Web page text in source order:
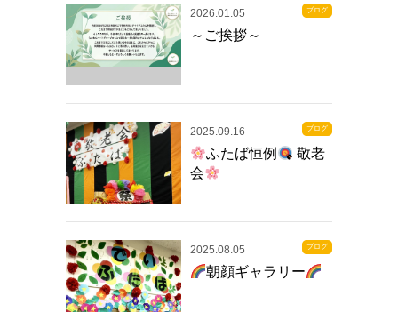
2026.01.05 ブログ
～ご挨拶～
2025.09.16 ブログ
ふたば恒例
敬老
会
2025.08.05 ブログ
朝顔ギャラリー